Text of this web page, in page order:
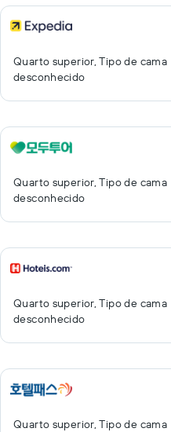
Quarto superior, Tipo de cama
desconhecido
Quarto superior, Tipo de cama
desconhecido
Quarto superior, Tipo de cama
desconhecido
Quarto superior, Tipo de cama